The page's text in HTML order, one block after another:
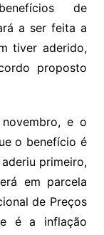
de
a ser feita a
tiver aderido,
proposto
e o
o benefício é
primeiro,
em parcela
de Preços
é a inflação